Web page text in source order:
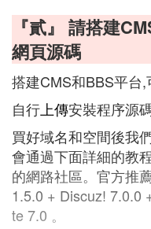
『貳』 請搭建
網頁源碼
搭建CMS和BBS平台,
自行 上傳安裝程序源
買好域名和空間後我
會通過下面詳細的教
的網路社區。官方推
1.5.0 + Discuz! 7.0.0
te 7.0 。